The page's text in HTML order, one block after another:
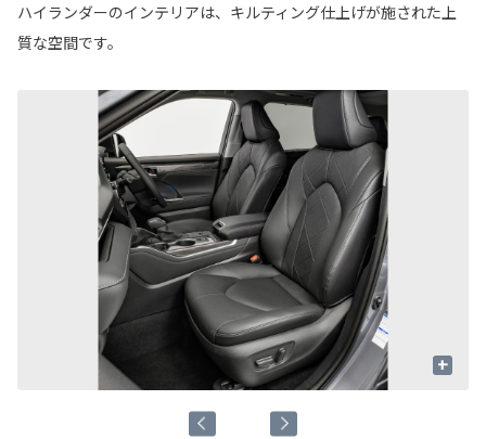
ハイランダーのインテリアは、キルティング仕上げが施された上
質な空間です。
+